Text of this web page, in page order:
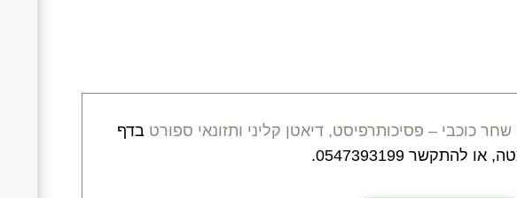
שחר כוכבי – פסיכותרפיסט, דיאטן קליני ותזונאי ספורט בדף
להתקשר 0547393199.